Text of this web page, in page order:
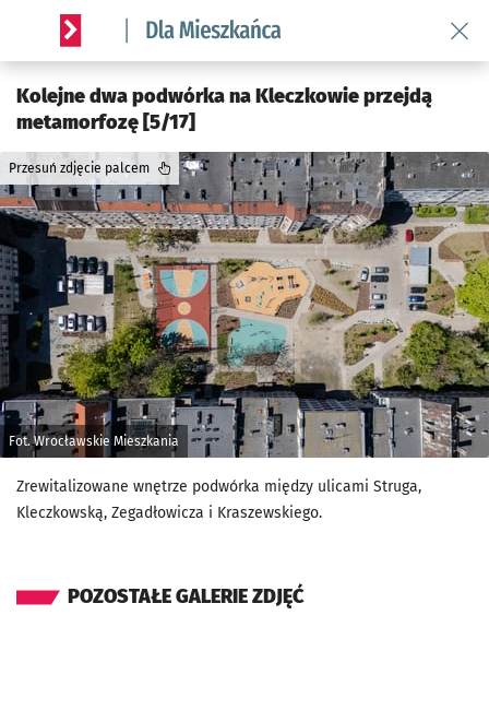
Serwis informacyjny wroclaw.pl podserwis: Dla mieszkańca
Kolejne dwa podwórka na Kleczkowie przejdą
metamorfozę [5/17]
Fot. Wrocławskie Mieszkania
Przesuń zdjęcie palcem
Zrewitalizowane wnętrze podwórka między ulicami Struga,
Kleczkowską, Zegadłowicza i Kraszewskiego.
POZOSTAŁE GALERIE ZDJĘĆ